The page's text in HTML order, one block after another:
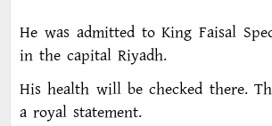
He was admitted to King Faisal
in the capital Riyadh.
His health will be checked there.
a royal statement.